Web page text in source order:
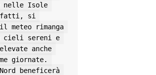
nelle Isole
si
meteo rimanga
cieli sereni e
anche
giornate.
beneficerà